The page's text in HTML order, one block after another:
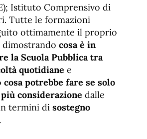
Istituto Comprensivo di
Tutte le formazioni
ottimamente il proprio
cosa è in
la Scuola Pubblica tra
quotidiane e
cosa potrebbe fare se solo
considerazione dalle
termini di sostegno
.